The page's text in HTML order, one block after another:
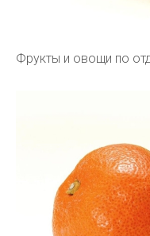
Фрукты и овощи по